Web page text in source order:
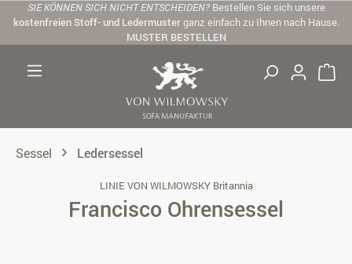
Zum Hauptinhalt springen
SIE KÖNNEN SICH NICHT ENTSCHEIDEN? Bestellen Sie sich unsere
kostenfreien Stoff- und Ledermusterganz einfach zu Ihnen nach Hause.
MUSTER BESTELLEN
Sessel Ledersessel
LINIE VON WILMOWSKY Britannia
Francisco Ohrensessel